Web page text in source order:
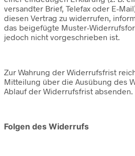
versandter Brief, Telefax oder E-
diesen Vertrag zu widerrufen,
das beigefügte Muster-
jedoch nicht vorgeschrieben ist.
Zur Wahrung der Widerrufsfrist
Mitteilung über die Ausübung des
Ablauf der Widerrufsfrist absenden.
Folgen des Widerrufs